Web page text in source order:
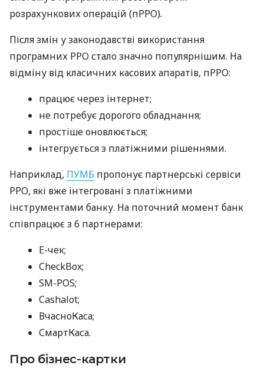
розрахункових операцій (пРРО).
Після змін у законодавстві використання
програмних РРО стало значно популярнішим. На
відміну від класичних касових апаратів, пРРО:
працює через інтернет;
не потребує дорогого обладнання;
простіше оновлюється;
інтегрується з платіжними рішеннями.
Наприклад, ПУМБ пропонує партнерські сервіси
РРО, які вже інтегровані з платіжними
інструментами банку. На поточний момент банк
співпрацює з 6 партнерами:
E-чек;
CheckBox;
SM-POS;
Cashalot;
ВчасноКаса;
СмартКаса.
Про бізнес-картки